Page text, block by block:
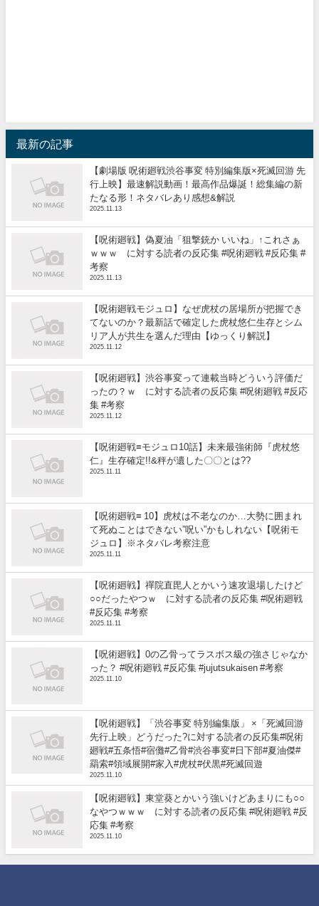
最新の記事
【劇場版 呪術廻戦渋谷事変 特別編集版×死滅回游 先
行上映】最速解説動画！最高作品爆誕！総集編の新
たなる形！ネタバレあり感想&解説
2025.11.13
【呪術廻戦】偽夏油「狙撃銃か いいね」↑これさぁ
ｗｗｗ に対する読者の反応集 #呪術廻戦 #反応集 #
考察
2025.11.13
【呪術廻戦モジュロ】なぜ虎杖の居場所が把握でき
てないのか？最新話で確定した虎杖悠仁生存とシム
リア人が共生を選んだ理由【ゆっくり解説】
2025.11.12
【呪術廻戦】渋谷事変って連載当時どういう評価だ
ったの？ｗ に対する読者の反応集 #呪術廻戦 #反応
集 #考察
2025.11.12
【呪術廻戦≡モジュロ10話】未来最強術師『虎杖悠
仁』生存確定!!&秤が遺した〇〇とは??
2025.11.11
【呪術廻戦≡ 10】虎杖は不老なのか…大勢に囲まれ
て死ぬことはできない”呪い”かもしれない【呪術モ
ジュロ】※ネタバレ考察注意
2025.11.11
【呪術廻戦】禪院直毘人とかいう速攻退場したけど
○○だったやつｗ に対する読者の反応集 #呪術廻戦
#反応集 #考察
2025.11.11
【呪術廻戦】0の乙骨ってラスボス級の強さじゃなか
った？ #呪術廻戦 #反応集 #jujutsukaisen #考察
2025.11.10
【呪術廻戦】「渋谷事変 特別編集版」 ×「死滅回游
先行上映」どうだった?に対する読者の反応集#呪術
廻戦#五条悟#宿儺#乙骨#渋谷事変#日下部#夏油傑#
羂索#領域展開#家入#虎杖#伏黒#死滅回遊
2025.11.10
【呪術廻戦】東堂葵とかいう強いけどあまりにも○○
なやつｗｗｗ に対する読者の反応集 #呪術廻戦 #反
応集 #考察
2025.11.10